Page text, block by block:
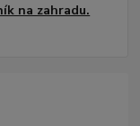
na zahradu.